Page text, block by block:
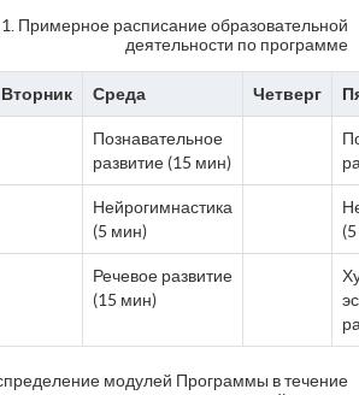
Примерное расписание образовательной
деятельности по программе
Вторник Среда Четверг
Познавательное
развитие (15 мин)
Нейрогимнастика
(5 мин)
Речевое развитие
(15 мин)
модулей Программы в течение